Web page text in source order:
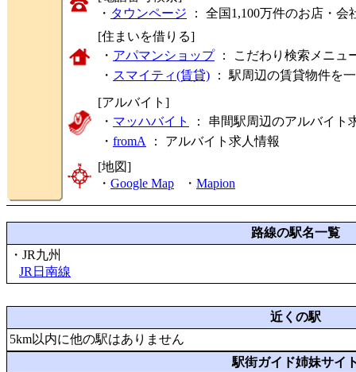
・ タウンページ ： 全国1,100万件のお店・
[住まいを借りる]
・ アパマンショップ： こだわり検索メニュ
・ スマイティ(賃貸) ： 駅周辺の賃貸物件を
[アルバイト]
・ マッハバイト
： 串間駅周辺のアルバイト
・ fromA ： アルバイト求人情報
[地図]
・ Google Map ・ Mapion
路線の駅名一覧
・JR九州
JR日南線
近くの駅
5km以内に他の駅はありません
駅街ガイド姉妹サイ